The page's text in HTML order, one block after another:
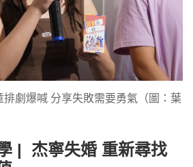
排劇爆喊 分享失敗需要勇氣（圖：葉
| 杰寧失婚 重新尋找